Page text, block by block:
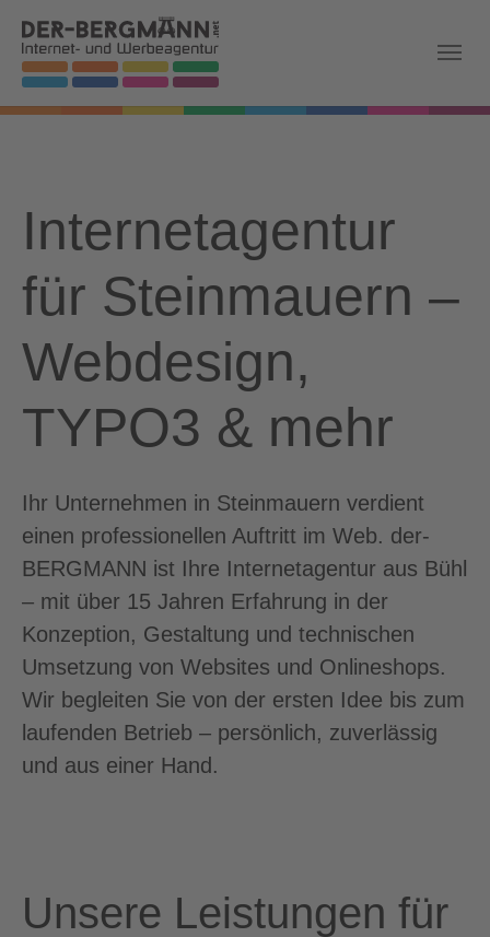
Skip to main navigation
Zum Hauptinhalt springen
Skip to page footer
Internetagentur
für Steinmauern –
Webdesign,
TYPO3 & mehr
Ihr Unternehmen in Steinmauern verdient
einen professionellen Auftritt im Web. der-
BERGMANN ist Ihre Internetagentur aus Bühl
– mit über 15 Jahren Erfahrung in der
Konzeption, Gestaltung und technischen
Umsetzung von Websites und Onlineshops.
Wir begleiten Sie von der ersten Idee bis zum
laufenden Betrieb – persönlich, zuverlässig
und aus einer Hand.
Unsere Leistungen für